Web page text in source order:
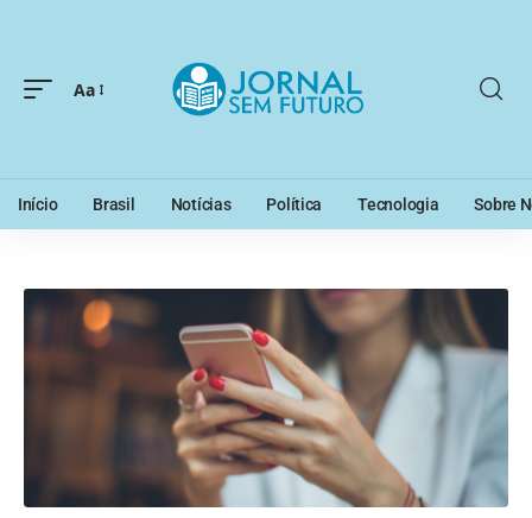
Aa
Início Brasil Notícias Política Tecnologia Sobre